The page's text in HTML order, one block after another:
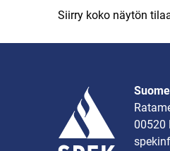
Siirry koko näytön
00520